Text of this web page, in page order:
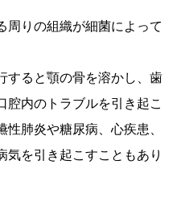
周りの組織が細菌によって
すると顎の骨を溶かし、歯
腔内のトラブルを引き起こ
肺炎や糖尿病、心疾患、
気を引き起こすこともあり